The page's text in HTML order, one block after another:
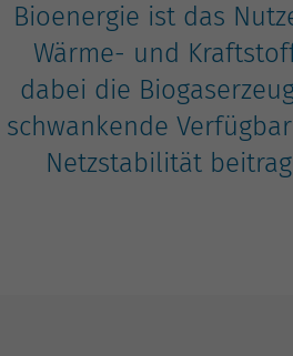
Bioenergie ist das
Wärme- und
dabei die
schwankende
Netzstabilität